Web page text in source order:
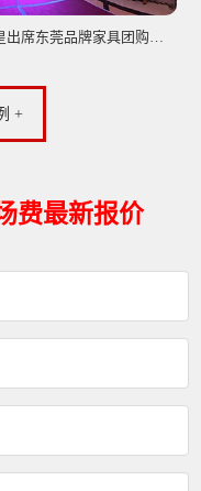
樊少皇出席东莞品牌家具团购活动圆满结束
+
费最新报价